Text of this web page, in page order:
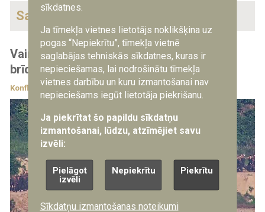
Saistītās ziņas
Vairāki desmiti Ziemeļkorejas karavīru uz
brīdi šķērsojuši Dienvidkorejas robežu
Konfliktu zonas 18.06.2024
sīkdatnes.
Ja tīmekļa vietnes lietotājs noklikšķina uz
pogas “Nepiekrītu”, tīmekļa vietnē
saglabājas tehniskās sīkdatnes, kuras ir
nepieciešamas, lai nodrošinātu tīmekļa
vietnes darbību un kuru izmantošanai nav
nepieciešams iegūt lietotāja piekrišanu.
Ja piekrītat šo papildu sīkdatņu
izmantošanai, lūdzu, atzīmējiet savu
izvēli:
Pielāgot
izvēli
Nepiekrītu Piekrītu
Sīkdatņu izmantošanas noteikumi